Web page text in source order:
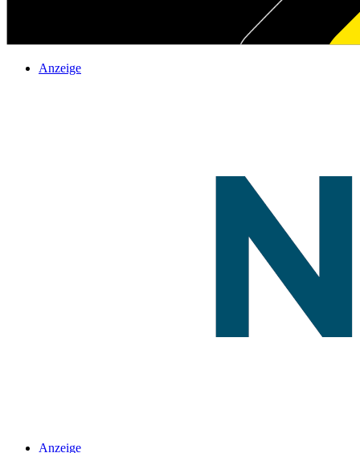
Anzeige
Anzeige